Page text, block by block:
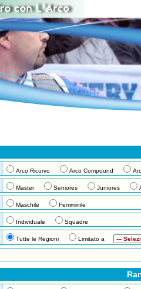
Arco Ricurvo Arco Compound
Master Seniores Juniores
Maschile
Femminile
Individuale
Squadre
Tutte le Regioni Limitato a